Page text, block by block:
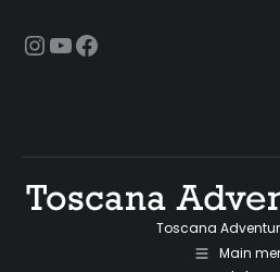
Instagram
YouTube
Facebook
Toscana
Main